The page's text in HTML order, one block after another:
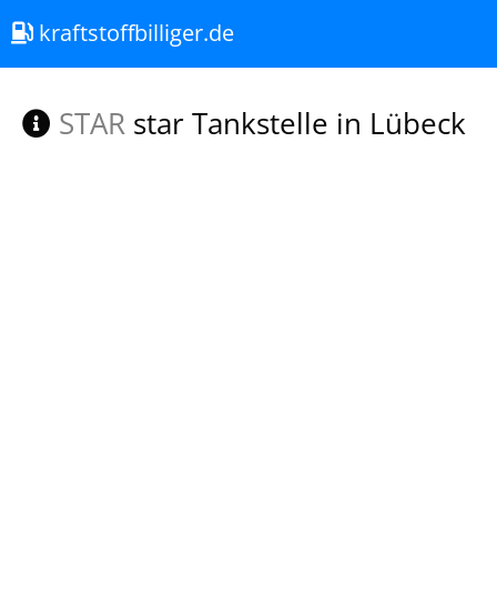
kraftstoffbilliger.de
STAR star Tankstelle in Lübeck